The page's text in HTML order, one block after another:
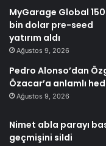
MyGarage Global 150
bin dolar pre-seed
yatırım aldı
Ağustos 9, 2026
Pedro Alonso’dan
Özacar’a anlamlı
Ağustos 9, 2026
Nimet abla parayı
geçmişini sildi